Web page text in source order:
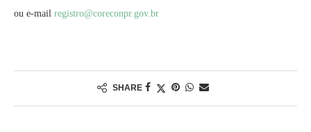
ou e-mail registro@coreconpr.gov.br
SHARE